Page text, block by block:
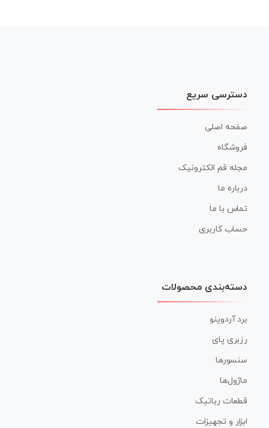
دسترسی سریع
صفحه اصلی
فروشگاه
مجله قم الکترونیک
درباره ما
تماس با ما
حساب کاربری
دسته‌بندی محصولات
برد آردوینو
رزبری پای
سنسورها
ماژول‌ها
قطعات رباتیک
ابزار و تجهیزات